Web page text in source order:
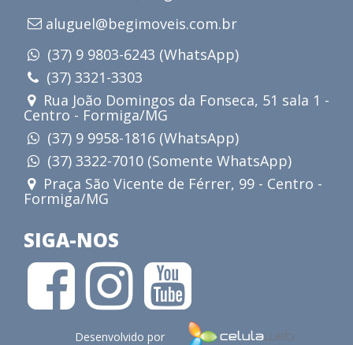
aluguel@begimoveis.com.br
(37) 9 9803-6243 (WhatsApp)
(37) 3321-3303
Rua João Domingos da Fonseca, 51 sala 1 -
Centro - Formiga/MG
(37) 9 9958-1816 (WhatsApp)
(37) 3322-7010 (Somente WhatsApp)
Praça São Vicente de Férrer, 99 - Centro -
Formiga/MG
SIGA-NOS
Desenvolvido por